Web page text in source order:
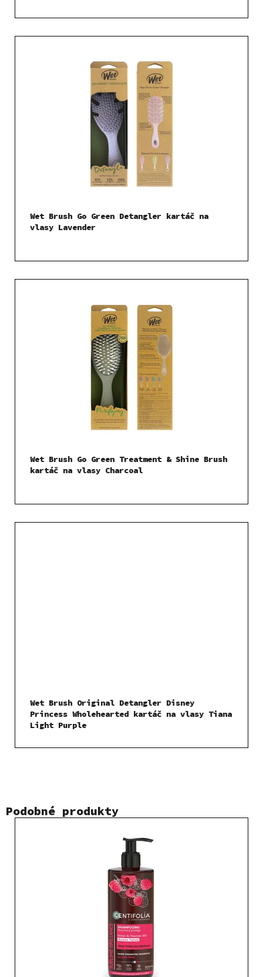
Wet Brush Go Green Detangler kartáč na
vlasy Lavender
Wet Brush Go Green Treatment & Shine Brush
kartáč na vlasy Charcoal
Wet Brush Original Detangler Disney
Princess Wholehearted kartáč na vlasy Tiana
Light Purple
Podobné produkty